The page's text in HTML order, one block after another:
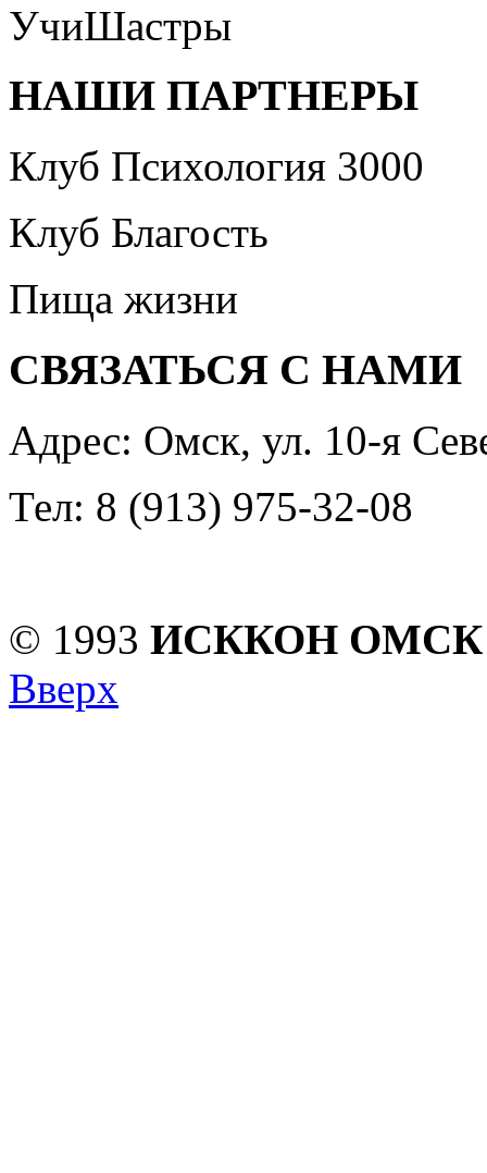
УчиШастры
НАШИ ПАРТНЕРЫ
Клуб Психология 3000
Клуб Благость
Пища жизни
СВЯЗАТЬСЯ С НАМИ
Адрес: Омск, ул. 10-я
Тел: 8 (913) 975-32-08
© 1993 ИСККОН ОМСК
Вверх